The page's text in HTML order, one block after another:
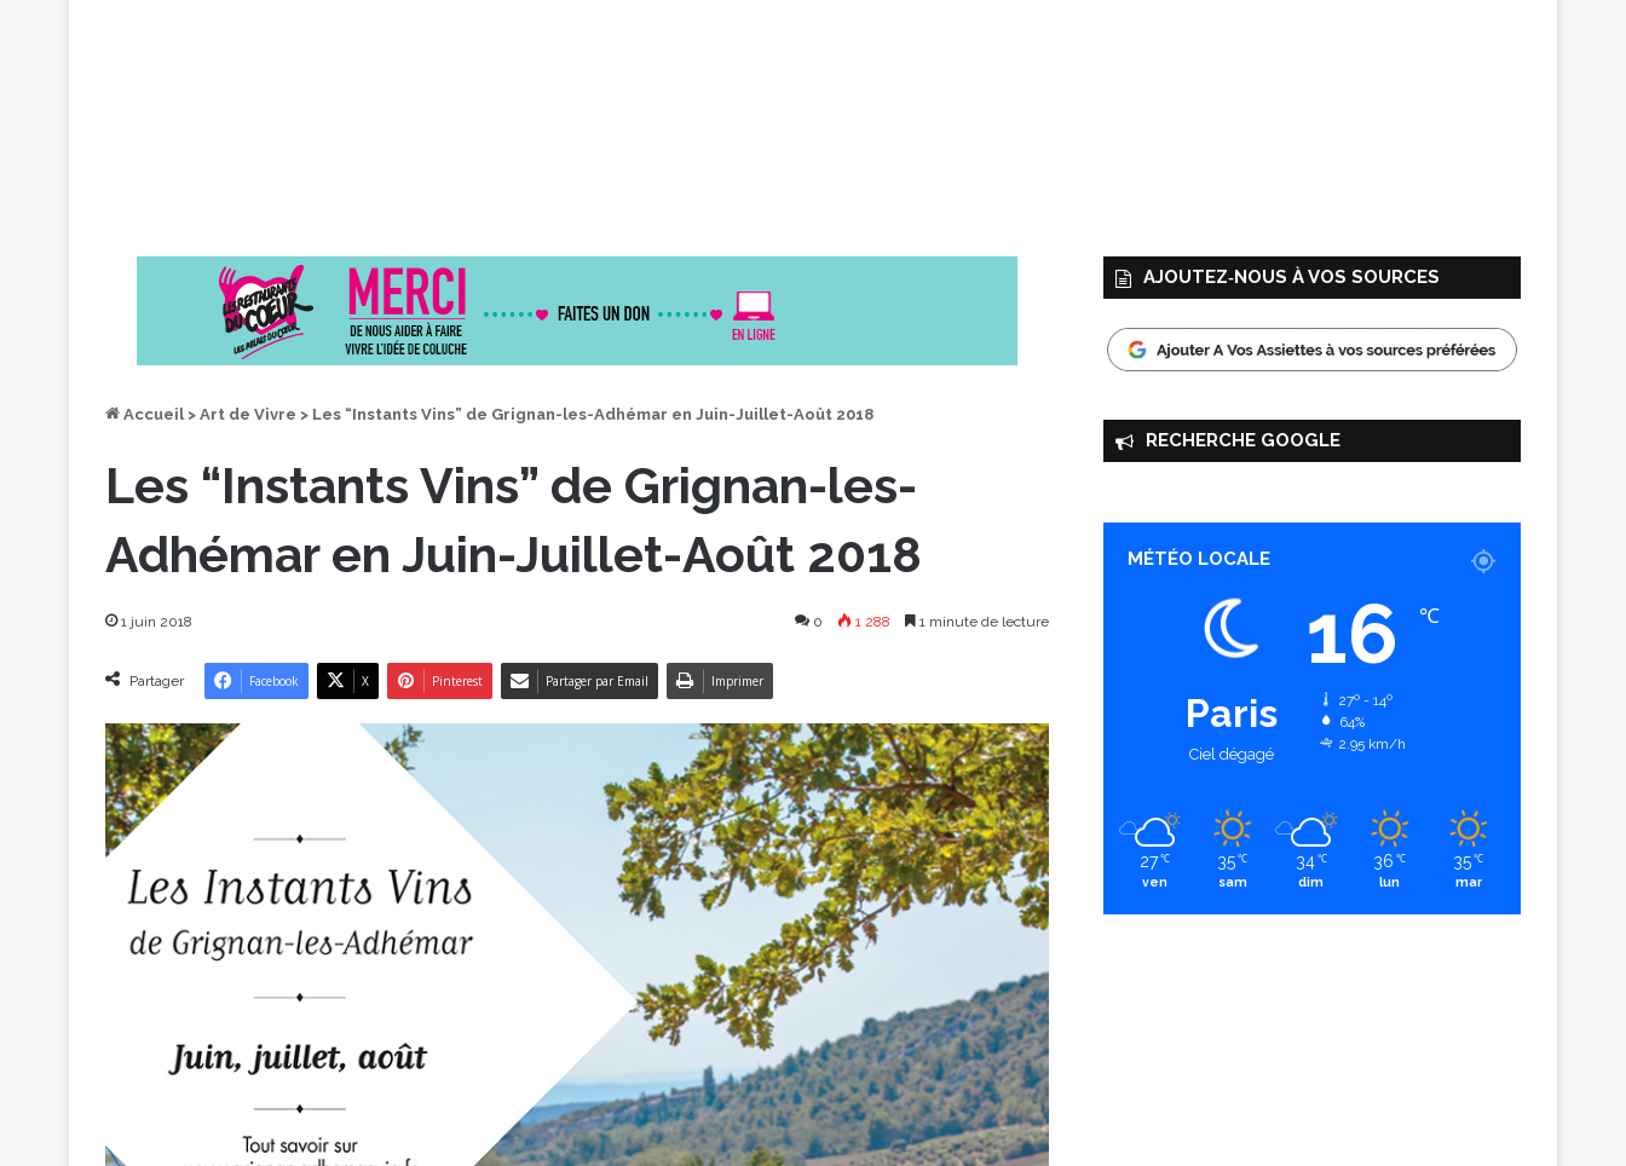
Accueil > Art de Vivre > Les “Instants Vins” de Grignan-les-Adhémar en Juin-Juillet-Août 2018
Les “Instants Vins” de Grignan-les-
Adhémar en Juin-Juillet-Août 2018
1 juin 2018 0 1 288 1 minute de lecture
Partager Facebook X Pinterest Partager par Email Imprimer
AJOUTEZ‑NOUS À VOS SOURCES
RECHERCHE GOOGLE
MÉTÉO LOCALE
Paris
Ciel dégagé
16 ℃
27º - 14º
64%
2.95 km/h
27 ℃
ven
35 ℃
sam
34 ℃
dim
36 ℃
lun
35 ℃
mar